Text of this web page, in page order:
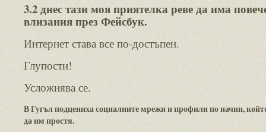
3.2 днес тази моя приятелка реве да има
влизания през Фейсбук.
Интернет става все по-достъпен.
Глупости!
Усложнява се.
В Гугъл подцениха социалните мрежи и профили по начин,
да им простя.